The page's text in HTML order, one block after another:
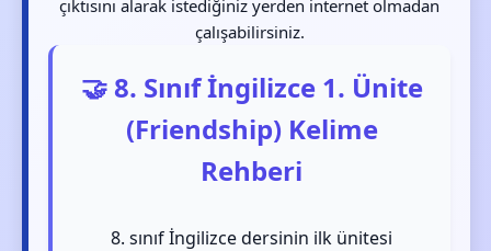
çıktısını alarak istediğiniz yerden internet olmadan
çalışabilirsiniz.
🤝 8. Sınıf İngilizce 1. Ünite
(Friendship) Kelime
Rehberi
8. sınıf İngilizce dersinin ilk ünitesi